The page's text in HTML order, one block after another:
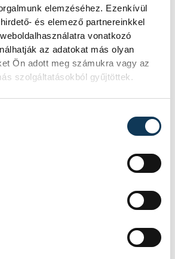
elemzéséhez. Ezenkívül
és elemező partnereinkkel
vonatkozó
az adatokat más olyan
Ön adott meg számukra vagy az
szolgáltatásokból gyűjtöttek.
FOTÓS
Tál
Dominik
ESEMÉNYEK BETÖLTÉSE